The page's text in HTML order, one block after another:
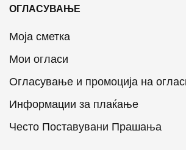
ОГЛАСУВАЊЕ
Моја сметка
Мои огласи
Огласување и промоција на
Информации за плаќање
Често Поставувани Прашања